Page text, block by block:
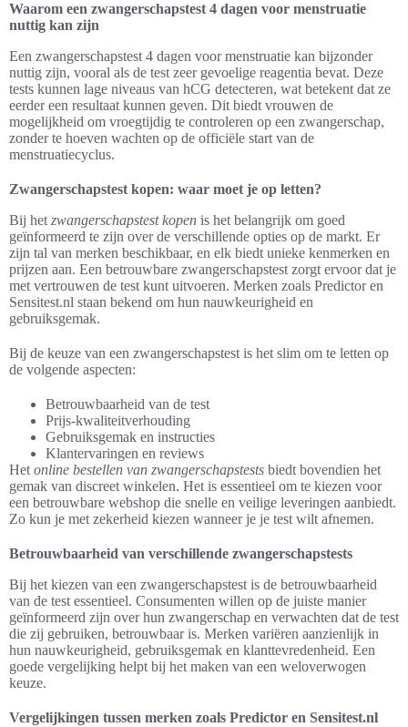
Waarom een zwangerschapstest 4 dagen voor menstruatie
nuttig kan zijn
Een zwangerschapstest 4 dagen voor menstruatie kan bijzonder
nuttig zijn, vooral als de test zeer gevoelige reagentia bevat. Deze
tests kunnen lage niveaus van hCG detecteren, wat betekent dat ze
eerder een resultaat kunnen geven. Dit biedt vrouwen de
mogelijkheid om vroegtijdig te controleren op een zwangerschap,
zonder te hoeven wachten op de officiële start van de
menstruatiecyclus.
Zwangerschapstest kopen: waar moet je op letten?
Bij het zwangerschapstest kopen is het belangrijk om goed
geïnformeerd te zijn over de verschillende opties op de markt. Er
zijn tal van merken beschikbaar, en elk biedt unieke kenmerken en
prijzen aan. Een betrouwbare zwangerschapstest zorgt ervoor dat je
met vertrouwen de test kunt uitvoeren. Merken zoals Predictor en
Sensitest.nl staan bekend om hun nauwkeurigheid en
gebruiksgemak.
Bij de keuze van een zwangerschapstest is het slim om te letten op
de volgende aspecten:
Betrouwbaarheid van de test
Prijs-kwaliteitverhouding
Gebruiksgemak en instructies
Klantervaringen en reviews
Het online bestellen van zwangerschapstests biedt bovendien het
gemak van discreet winkelen. Het is essentieel om te kiezen voor
een betrouwbare webshop die snelle en veilige leveringen aanbiedt.
Zo kun je met zekerheid kiezen wanneer je je test wilt afnemen.
Betrouwbaarheid van verschillende zwangerschapstests
Bij het kiezen van een zwangerschapstest is de betrouwbaarheid
van de test essentieel. Consumenten willen op de juiste manier
geïnformeerd zijn over hun zwangerschap en verwachten dat de test
die zij gebruiken, betrouwbaar is. Merken variëren aanzienlijk in
hun nauwkeurigheid, gebruiksgemak en klanttevredenheid. Een
goede vergelijking helpt bij het maken van een weloverwogen
keuze.
Vergelijkingen tussen merken zoals Predictor en Sensitest.nl